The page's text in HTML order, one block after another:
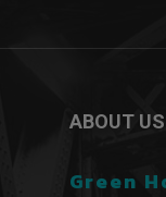
ABOUT US
Green